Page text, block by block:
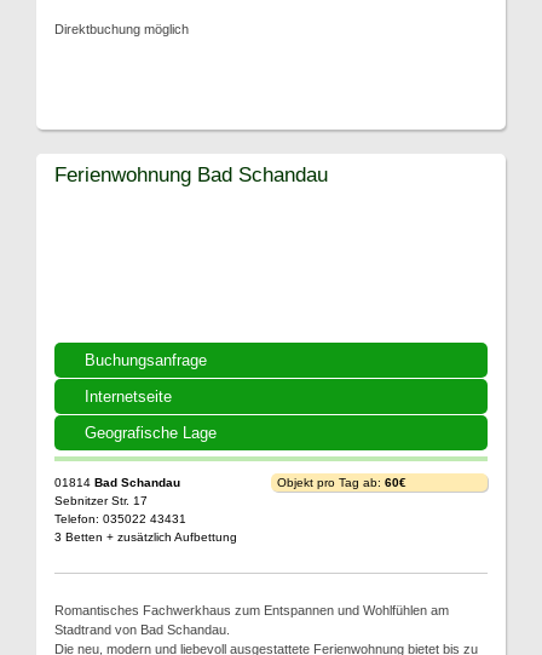
Direktbuchung möglich
Buchungsanfrage
Internetseite
Geografische Lage
Ferienwohnung Bad Schandau
01814 Bad Schandau
Sebnitzer Str. 17
Telefon: 035022 43431
3 Betten + zusätzlich Aufbettung
Objekt pro Tag ab: 60€
Romantisches Fachwerkhaus zum Entspannen und Wohlfühlen am
Stadtrand von Bad Schandau.
Die neu, modern und liebevoll ausgestattete Ferienwohnung bietet bis zu